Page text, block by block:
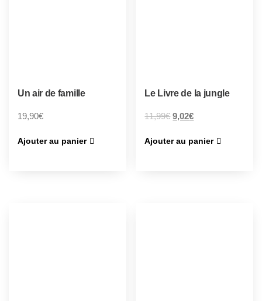
Un air de famille
19,90€
Ajouter au panier
Le Livre de la jungle
11,99€ 9,02€
Ajouter au panier